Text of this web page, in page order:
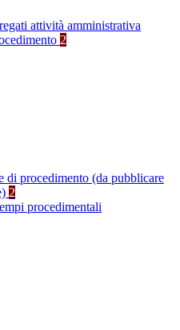
attività amministrativa
2
di procedimento (da pubblicare
2
procedimentali